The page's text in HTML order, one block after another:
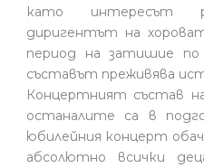
като интересът
диригентът на
период на затишие по
съставът преживява
Концертният състав
останалите са в
юбилейния концерт
абсолютно всички